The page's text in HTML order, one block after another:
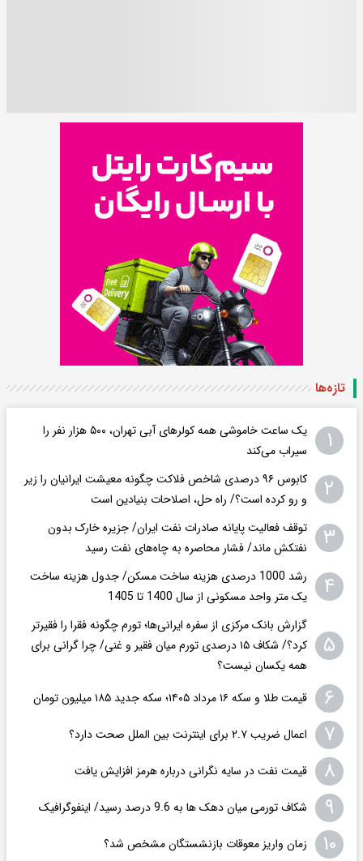
تازه‌ها
۱
یک ساعت خاموشی همه کولرهای آبی تهران، ۵۰۰ هزار نفر را
سیراب می‌کند
۲
کابوس ۹۶ درصدی شاخص فلاکت چگونه معیشت ایرانیان را زیر
و رو کرده است؟/ راه حل، اصلاحات بنیادین است
۳
توقف فعالیت پایانه صادرات نفت ایران/ جزیره خارک بدون
نفتکش ماند/ فشار محاصره به چاه‌های نفت رسید
۴
رشد 1000 درصدی هزینه ساخت مسکن/ جدول هزینه ساخت
یک متر واحد مسکونی از سال 1400 تا 1405
۵
گزارش بانک مرکزی از سفره ایرانی‌ها؛ تورم چگونه فقرا را فقیرتر
کرد؟/ شکاف ۱۵ درصدی تورم میان فقیر و غنی/ چرا گرانی برای
همه یکسان نیست؟
۶ قیمت طلا و سکه ۱۶ مرداد ۱۴۰۵؛ سکه جدید ١٨۵ میلیون تومان
۷ اعمال ضریب ۲.۷ برای اینترنت بین الملل صحت دارد؟
۸ قیمت نفت در سایه نگرانی درباره هرمز افزایش یافت
۹ شکاف تورمی میان دهک ها به 9.6 درصد رسید/ اینفوگرافیک
۱۰ زمان واریز معوقات بازنشستگان مشخص شد؟